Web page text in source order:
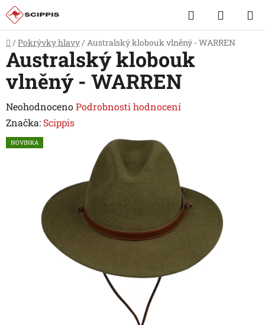
Přejít
na
obsah
Hledat
KOŠÍK
Domů
/ Pokrývky hlavy / Australský klobouk vlněný - WARREN
Australský klobouk
vlněný - WARREN
Průměrné
hodnocení
produktu
hvězdiček.
NeohodnocenoPodrobnosti hodnocení
Značka: Scippis
NOVINKA